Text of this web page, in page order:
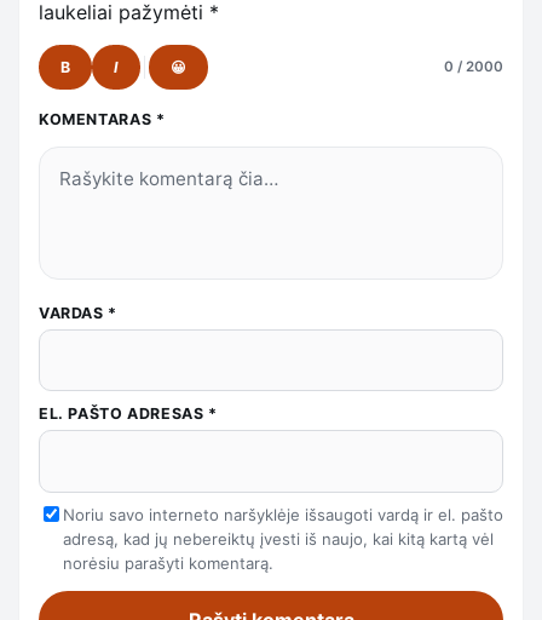
laukeliai pažymėti *
B I 😀 0 / 2000
KOMENTARAS *
VARDAS *
EL. PAŠTO ADRESAS *
Noriu savo interneto naršyklėje išsaugoti vardą ir el. pašto
adresą, kad jų nebereiktų įvesti iš naujo, kai kitą kartą vėl
norėsiu parašyti komentarą.